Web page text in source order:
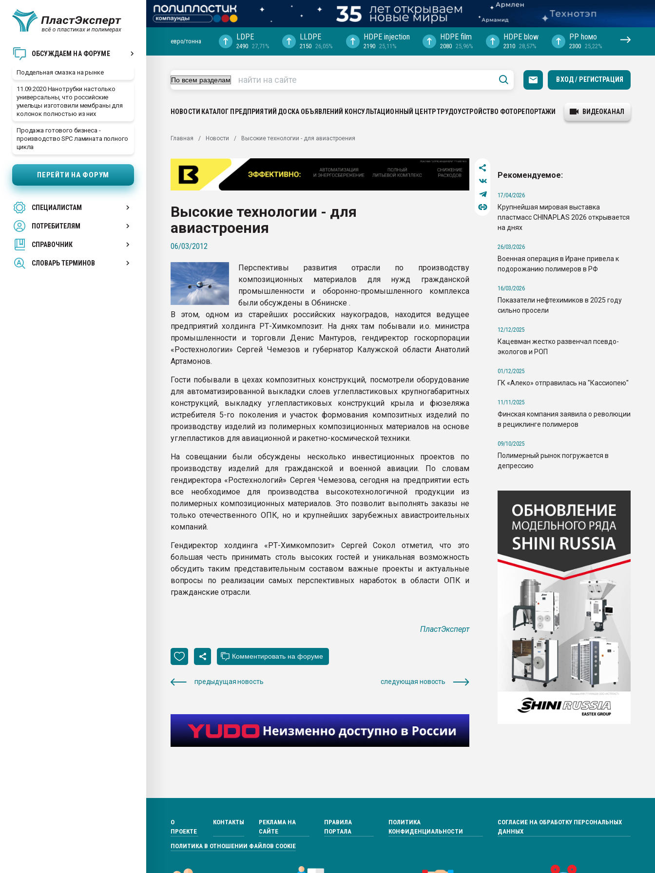
ОБСУЖДАЕМ НА ФОРУМЕ
Поддельная смазка на рынке
11.09.2020 Нанотрубки настолько
универсальны, что российские
умельцы изготовили мембраны для
колонок полностью из них
Продажа готового бизнеса -
производство SPC ламината полного
цикла
ПЕРЕЙТИ НА ФОРУМ
СПЕЦИАЛИСТАМ
ПОТРЕБИТЕЛЯМ
СПРАВОЧНИК
СЛОВАРЬ ТЕРМИНОВ
ближайшее подмосковье, с.-в.
Подмосковье, Москва
первый план в переработке
28.07.2026 "Технониколь" довольна
Всё, что касается выдува ПЭТ
Материал поверхности пуансона для
Продам отходы Композиция
поликарбоната и АБС-пластика
Armaloy PC/ABS-1IM черный цвет
евро/тонна LDPE
2490 27,71%
LLDPE
2150 26,05%
HDPE injection
2190 25,11%
HDPE film
2080 25,96%
HDPE blow
2310 28,57%
PP hомо
2300 25,22%
ВХОД / РЕГИСТРАЦИЯ
НОВОСТИ КАТАЛОГ ПРЕДПРИЯТИЙ ДОСКА ОБЪЯВЛЕНИЙ КОНСУЛЬТАЦИОННЫЙ ЦЕНТРТРУДОУСТРОЙСТВО ФОТОРЕПОРТАЖИ ВИДЕОКАНАЛ
Главная Новости Высокие технологии - для авиастроения
Высокие технологии - для
авиастроения
06/03/2012
Перспективы развития отрасли по производству
композиционных материалов для нужд гражданской
промышленности и оборонно-промышленного комплекса
были обсуждены в Обнинске .
В этом, одном из старейших российских наукоградов, находится ведущее
предприятий холдинга РТ-Химкомпозит. На днях там побывали и.о. министра
промышленности и торговли Денис Мантуров, гендиректор госкорпорации
«Ростехнологии» Сергей Чемезов и губернатор Калужской области Анатолий
Артамонов.
Гости побывали в цехах композитных конструкций, посмотрели оборудование
для автоматизированной выкладки слоев углепластиковых крупногабаритных
конструкций, выкладку углепластиковых конструкций крыла и фюзеляжа
истребителя 5-го поколения и участок формования композитных изделий по
производству изделий из полимерных композиционных материалов на основе
углепластиков для авиационной и ракетно-космической техники.
На совещании были обсуждены несколько инвестиционных проектов по
производству изделий для гражданской и военной авиации. По словам
гендиректора «Ростехнологий» Сергея Чемезова, сегодня на предприятии есть
все необходимое для производства высокотехнологичной продукции из
полимерных композиционных материалов. Это позволит выполнять заказы не
только отечественного ОПК, но и крупнейших зарубежных авиастроительных
компаний.
Гендиректор холдинга «РТ-Химкомпозит» Сергей Сокол отметил, что это
большая честь принимать столь высоких гостей и уникальная возможность
обсудить таким представительным составом важные проекты и актуальные
вопросы по реализации самых перспективных наработок в области ОПК и
гражданские отрасли.
ПластЭксперт
предыдущая новость следующая новость
Рекомендуемое:
17/04/2026
Крупнейшая мировая выставка
пластмасс CHINAPLAS 2026 открывается
на днях
26/03/2026
Военная операция в Иране привела к
подорожанию полимеров в РФ
16/03/2026
Показатели нефтехимиков в 2025 году
сильно просели
12/12/2025
Кацевман жестко развенчал псевдо-
экологов и РОП
01/12/2025
ГК «Алеко» отправилась на "Кассиопею"
11/11/2025
Финская компания заявила о революции
в рециклинге полимеров
09/10/2025
Полимерный рынок погружается в
депрессию
О
ПРОЕКТЕ
КОНТАКТЫ
РЕКЛАМА НА
САЙТЕ
ПРАВИЛА
ПОРТАЛА
ПОЛИТИКА
КОНФИДЕНЦИАЛЬНОСТИ
СОГЛАСИЕ НА ОБРАБОТКУ ПЕРСОНАЛЬНЫХ
ДАННЫХ
ПОЛИТИКА В ОТНОШЕНИИ ФАЙЛОВ COOKIE